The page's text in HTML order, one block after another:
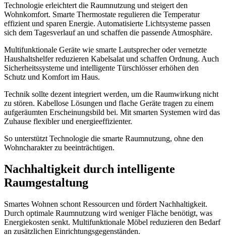
Technologie erleichtert die Raumnutzung und steigert den
Wohnkomfort. Smarte Thermostate regulieren die Temperatur
effizient und sparen Energie. Automatisierte Lichtsysteme passen
sich dem Tagesverlauf an und schaffen die passende Atmosphäre.
Multifunktionale Geräte wie smarte Lautsprecher oder vernetzte
Haushaltshelfer reduzieren Kabelsalat und schaffen Ordnung. Auch
Sicherheitssysteme und intelligente Türschlösser erhöhen den
Schutz und Komfort im Haus.
Technik sollte dezent integriert werden, um die Raumwirkung nicht
zu stören. Kabellose Lösungen und flache Geräte tragen zu einem
aufgeräumten Erscheinungsbild bei. Mit smarten Systemen wird das
Zuhause flexibler und energieeffizienter.
So unterstützt Technologie die smarte Raumnutzung, ohne den
Wohncharakter zu beeinträchtigen.
Nachhaltigkeit durch intelligente
Raumgestaltung
Smartes Wohnen schont Ressourcen und fördert Nachhaltigkeit.
Durch optimale Raumnutzung wird weniger Fläche benötigt, was
Energiekosten senkt. Multifunktionale Möbel reduzieren den Bedarf
an zusätzlichen Einrichtungsgegenständen.